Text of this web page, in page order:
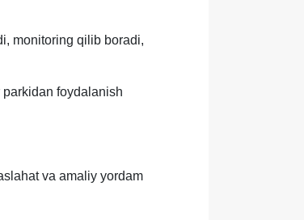
monitoring qilib boradi,
foydalanish
va amaliy yordam